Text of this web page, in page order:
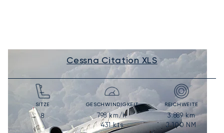
Cessna Citation XLS
SITZE
8
GESCHWINDIGKEIT
798km/h
431kts
REICHWEITE
3.889 km
2.100 NM